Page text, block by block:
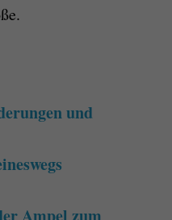
und
Ampel zum